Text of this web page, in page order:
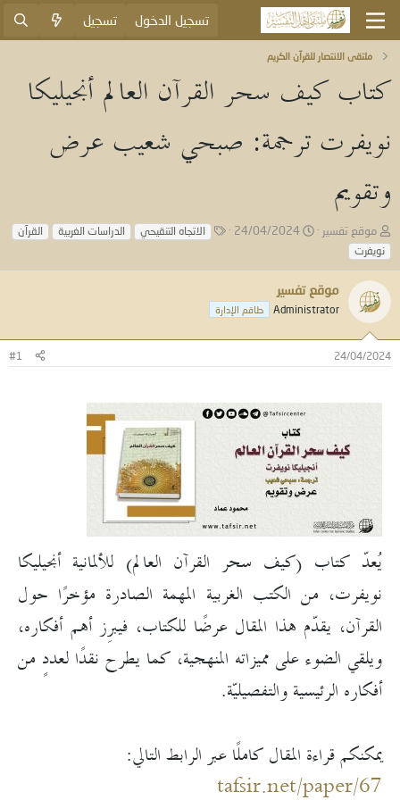
تسجيل الدخول تسجيل
ملتقى الانتصار للقرآن الكريم
كتاب كيف سحر القرآن العالم أنجيليكا
نويفرت ترجمة: صبحي شعيب عرض
وتقويم
ب
ا
د
ئ
ا
ل
م
و
ض
موقع تفسير
ت
خ
ا
ب
24/04/2024
ا الاتجاه التنقيحي الدراسات الغربية
القرآن
نويفرت
موقع تفسير
Administrator طاقم الإدارة
24/04/2024
#1
يُعدّ كتاب (كيف سحر القرآن العالم) للألمانية أنجيليكا
نويفرت، من الكتب الغربية المهمة الصادرة مؤخرًا حول
القرآن، يقدّم هذا المقال عرضًا للكتاب، فيبرِز أهم أفكاره،
ويلقي الضوء على مميزاته المنهجية، كما يطرح نقدًا لعددٍ من
أفكاره الرئيسية والتفصيليّة.
يمكنكم قراءة المقال كاملًا عبر الرابط التالي:
tafsir.net/paper/67